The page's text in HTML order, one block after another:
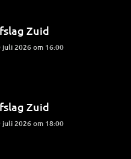
Zuid
juli 2026 om 16:00
Zuid
juli 2026 om 18:00